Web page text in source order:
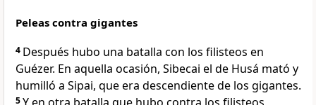
Peleas contra gigantes
4 Después hubo una batalla con los filisteos en
Guézer. En aquella ocasión, Sibecai el de Husá mató y
humilló a Sipai, que era descendiente de los gigantes.
5